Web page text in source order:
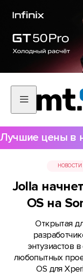
Лучшие цены в
НОВОСТИ
Jolla
OS на
Открытая
энтузиастов
любопытных
OS для